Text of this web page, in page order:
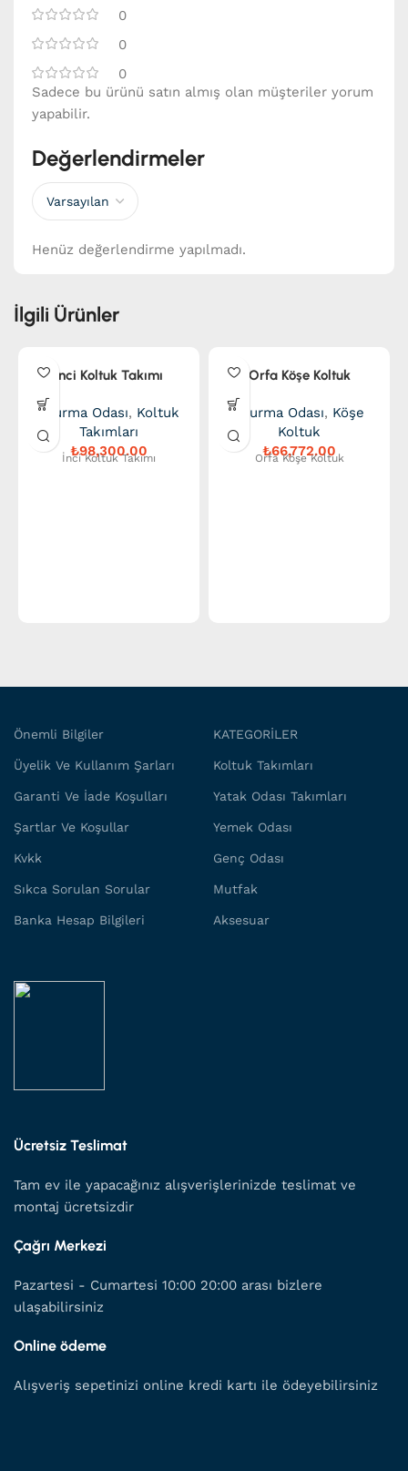
0
0
0
Değerlendirmeler
Henüz değerlendirme yapılmadı.
Sadece bu ürünü satın almış olan müşteriler yorum
yapabilir.
İlgili Ürünler
İnci Koltuk Takımı
Oturma Odası, Koltuk
Takımları
₺
İnci Koltuk Takımı
Orfa Köşe Koltuk
Oturma Odası, Köşe
Koltuk
₺
Orfa Köşe Koltuk
Önemli Bilgiler
Üyelik Ve Kullanım Şarları
Garanti Ve İade Koşulları
Şartlar Ve Koşullar
Kvkk
Sıkca Sorulan Sorular
Banka Hesap Bilgileri
KATEGORİLER
Koltuk Takımları
Yatak Odası Takımları
Yemek Odası
Genç Odası
Mutfak
Aksesuar
Ücretsiz Teslimat
Tam ev ile yapacağınız alışverişlerinizde teslimat ve
montaj ücretsizdir
Çağrı Merkezi
Pazartesi - Cumartesi 10:00 20:00 arası bizlere
ulaşabilirsiniz
Online ödeme
Alışveriş sepetinizi online kredi kartı ile ödeyebilirsiniz